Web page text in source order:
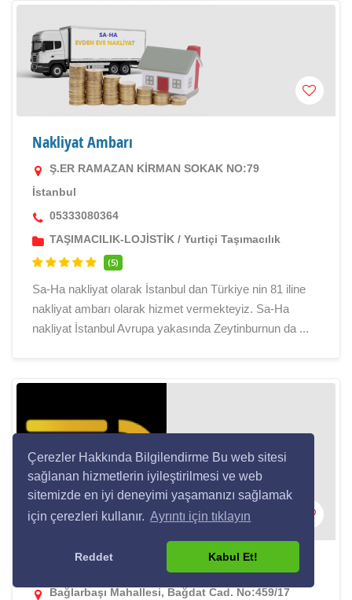
Çerezler Hakkında Bilgilendirme Bu web sitesi
sağlanan hizmetlerin iyileştirilmesi ve web
sitemizde en iyi deneyimi yaşamanızı sağlamak
için çerezleri kullanır. Ayrıntı için tıklayın
Reddet Kabul Et!
Nakliyat Ambarı
Ş.ER RAMAZAN KİRMAN SOKAK NO:79
İstanbul
05333080364
TAŞIMACILIK-LOJİSTİK / Yurtiçi Taşımacılık
(5)
Sa-Ha nakliyat olarak İstanbul dan Türkiye nin 81 iline
nakliyat ambarı olarak hizmet vermekteyiz. Sa-Ha
nakliyat İstanbul Avrupa yakasında Zeytinburnun da ...
Sefatur nakliyat firması
Bağlarbaşı Mahallesi, Bağdat Cad. No:459/17